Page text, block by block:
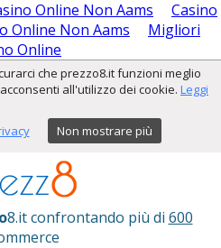
Online Non Aams
Casino
Online Non Aams
Migliori
Online
che prezzo8.it funzioni meglio
all'utilizzo dei cookie. Leggi
Non mostrare più
8.it confrontando più di 600